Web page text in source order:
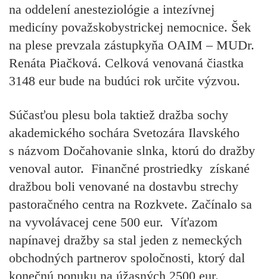
na oddelení anesteziológie a intezívnej
medicíny považskobystrickej nemocnice. Šek
na plese prevzala zástupkyňa OAIM – MUDr.
Renáta Piačková. Celková venovaná čiastka
3148 eur bude na budúci rok určite výzvou.
Súčasťou plesu bola taktiež dražba sochy
akademického sochára Svetozára Ilavského
s názvom Dočahovanie slnka, ktorú do dražby
venoval autor. Finančné prostriedky získané
dražbou boli venované na dostavbu strechy
pastoračného centra na Rozkvete. Začínalo sa
na vyvolávacej cene 500 eur. Víťazom
napínavej dražby sa stal jeden z nemeckých
obchodných partnerov spoločnosti, ktorý dal
konečnú ponuku na úžasných 2500 eur.